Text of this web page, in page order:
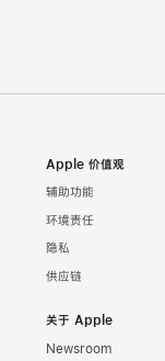
Apple 价值观
辅助功能
环境责任
隐私
供应链
关于 Apple
Newsroom